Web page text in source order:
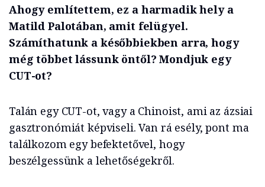
Ahogy említettem, ez a harmadik hely a
Matild Palotában, amit felügyel.
Számíthatunk a későbbiekben arra, hogy
még többet lássunk öntől? Mondjuk egy
CUT-ot?
Talán egy CUT-ot, vagy a Chinoist, ami az ázsiai
gasztronómiát képviseli. Van rá esély, pont ma
találkozom egy befektetővel, hogy
beszélgessünk a lehetőségekről.